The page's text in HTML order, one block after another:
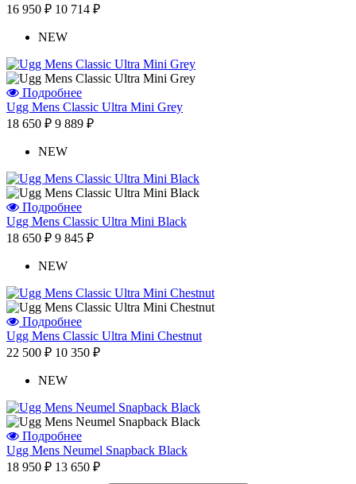
16 950 ₽ 10 714 ₽
NEW
Подробнее
Ugg Mens Classic Ultra Mini Grey
18 650 ₽ 9 889 ₽
NEW
Подробнее
Ugg Mens Classic Ultra Mini Black
18 650 ₽ 9 845 ₽
NEW
Подробнее
Ugg Mens Classic Ultra Mini Chestnut
22 500 ₽ 10 350 ₽
NEW
Подробнее
Ugg Mens Neumel Snapback Black
18 950 ₽ 13 650 ₽